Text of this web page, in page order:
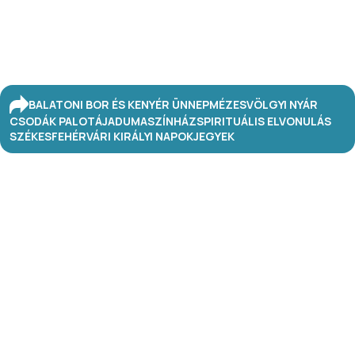
BALATONI BOR ÉS KENYÉR ÜNNEPMÉZESVÖLGYI NYÁR
CSODÁK PALOTÁJADUMASZÍNHÁZSPIRITUÁLIS ELVONULÁS
SZÉKESFEHÉRVÁRI KIRÁLYI NAPOKJEGYEK